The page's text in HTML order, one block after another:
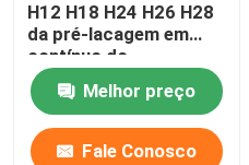
H12 H18 H24 H26 H28
da pré-lacagem em
contínuo do
revestimento do
moinho 3003 1100-
H14 laminou 0,027
Melhor preço
Fale Conosco